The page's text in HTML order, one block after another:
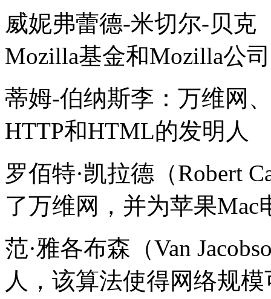
威妮弗蕾德-米切尔-贝克
Mozilla基金和Mozilla公
蒂姆-伯纳斯李：万维网
HTTP和HTML的发明人
罗佰特·凯拉德（Robert
了万维网，并为苹果Mac
范·雅各布森（Van
人，该算法使得网络规模